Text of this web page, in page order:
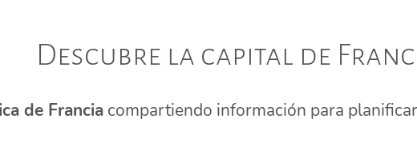
Descubre la capital de
de Francia compartiendo información para